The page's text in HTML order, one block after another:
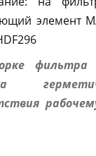
элемент
фильтра